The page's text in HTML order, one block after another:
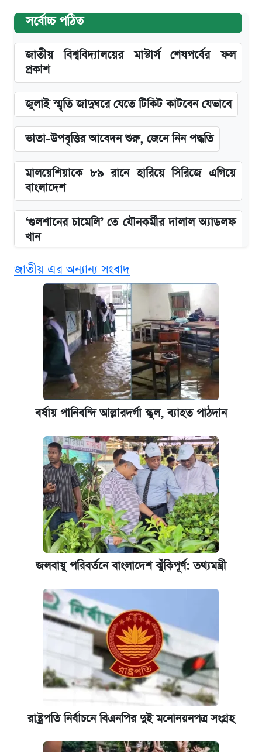
সর্বোচ্চ পঠিত
জাতীয় বিশ্ববিদ্যালয়ের মাস্টার্স শেষপর্বের ফল
প্রকাশ
জুলাই স্মৃতি জাদুঘরে যেতে টিকিট কাটবেন যেভাবে
ভাতা-উপবৃত্তির আবেদন শুরু, জেনে নিন পদ্ধতি
মালয়েশিয়াকে ৮৯ রানে হারিয়ে সিরিজে এগিয়ে
বাংলাদেশ
‘গুলশানের চামেলি’ তে যৌনকর্মীর দালাল অ্যাডলফ
খান
কবে শুরু হচ্ছে ঢাবির ভর্তি আবেদন, জানাল কর্তৃপক্ষ
এক ক্লিকে জেনে নিন আইফোন ১৮ প্রো ম্যাক্সের
দাম ও ফিচার
নবম জাতীয় পে-স্কেল নিয়ে সর্বশেষ যা জানা গেল
পাঁচ দপ্তরে নতুন সচিব নিয়োগ দিল সরকার
আজকের বাজারে স্বর্ণ-রুপার দাম (৫ আগস্ট)
কবে হবে মেডিকেল ভর্তি পরীক্ষা, জানা গেল যা
আজকের বাজারে স্বর্ণের দাম (৪ আগস্ট)
রাষ্ট্রবিরোধী কর্মকাণ্ড: ঢাবির কয়েকজন শিক্ষকের
বিরুদ্ধে ব্যবস্থা
আজকের বাজারে স্বর্ণের দাম (৬ আগস্ট)
পিএসসিতে আরও চার সদস্য নিয়োগ
জাতীয় এর অন্যান্য সংবাদ
বর্ষায় পানিবন্দি আল্লারদর্গা স্কুল, ব্যাহত পাঠদান
জলবায়ু পরিবর্তনে বাংলাদেশ ঝুঁকিপূর্ণ: তথ্যমন্ত্রী
রাষ্ট্রপতি নির্বাচনে বিএনপির দুই মনোনয়নপত্র সংগ্রহ